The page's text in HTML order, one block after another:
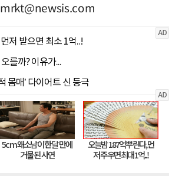
mrkt@newsis.com